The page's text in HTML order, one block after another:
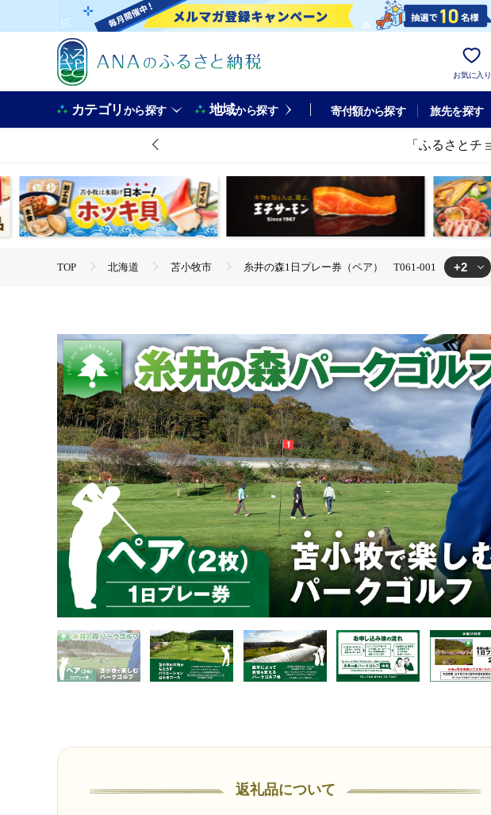
お気に入り
カテゴリから探す 地域から探す 寄付額から探す 旅先を探す
「ふるさとチ
TOP 北海道 苫小牧市 糸井の森1日プレー券（ペア） T061-001 +2
返礼品について